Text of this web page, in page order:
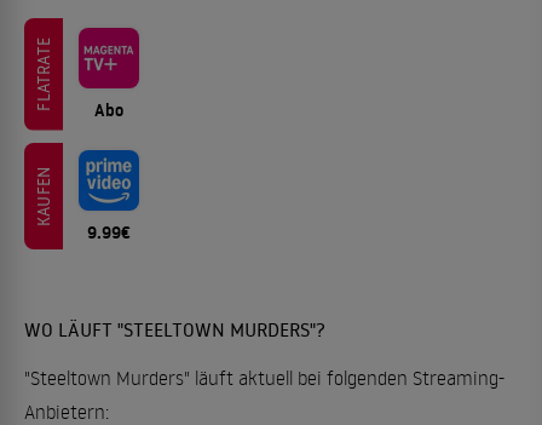
FLATRATE Abo
KAUFEN
9.99€
WO LÄUFT "STEELTOWN MURDERS"?
"Steeltown Murders" läuft aktuell bei folgenden Streaming-
Anbietern: